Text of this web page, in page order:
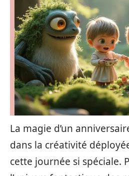
La magie d’un
dans la créativité
cette journée si spéciale.